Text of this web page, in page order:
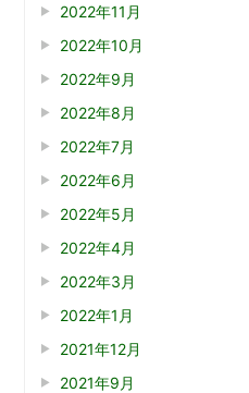
2022年11月
2022年10月
2022年9月
2022年8月
2022年7月
2022年6月
2022年5月
2022年4月
2022年3月
2022年1月
2021年12月
2021年9月